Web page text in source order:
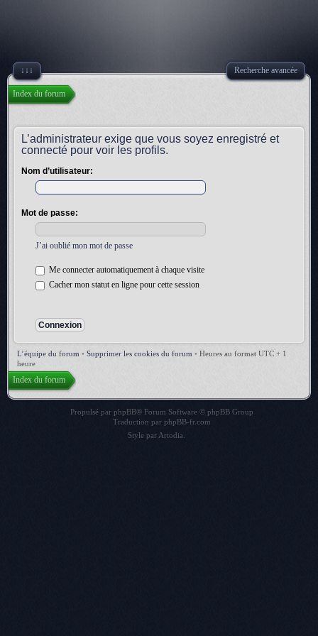
↓↓↓ Recherche avancée
Index du forum
L’administrateur exige que vous soyez enregistré et
connecté pour voir les profils.
Nom d’utilisateur:
Mot de passe:
J’ai oublié mon mot de passe
Me connecter automatiquement à chaque visite
Cacher mon statut en ligne pour cette session
L’équipe du forum • Supprimer les cookies du forum • Heures au format UTC + 1
heure
Index du forum
Propulsé par phpBB® Forum Software © phpBB Group
Traduction par phpBB-fr.com
Style par Artodia